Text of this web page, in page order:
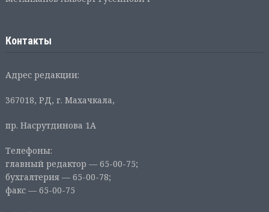
Контакты
Адрес редакции:
367018, РД, г. Махачкала,
пр. Насрутдинова 1А
Телефоны:
главный редактор — 65-00-75;
бухгалтерия — 65-00-78;
факс — 65-00-75